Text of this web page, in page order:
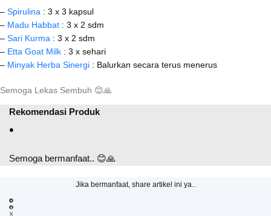
– Spirulina : 3 x 3 kapsul
– Madu Habbat : 3 x 2 sdm
– Sari Kurma : 3 x 2 sdm
– Etta Goat Milk : 3 x sehari
– Minyak Herba Sinergi : Balurkan secara terus menerus
Semoga Lekas Sembuh 😊🙏
Rekomendasi Produk
●
Semoga bermanfaat.. 😊🙏
Jika bermanfaat, share artikel ini ya..